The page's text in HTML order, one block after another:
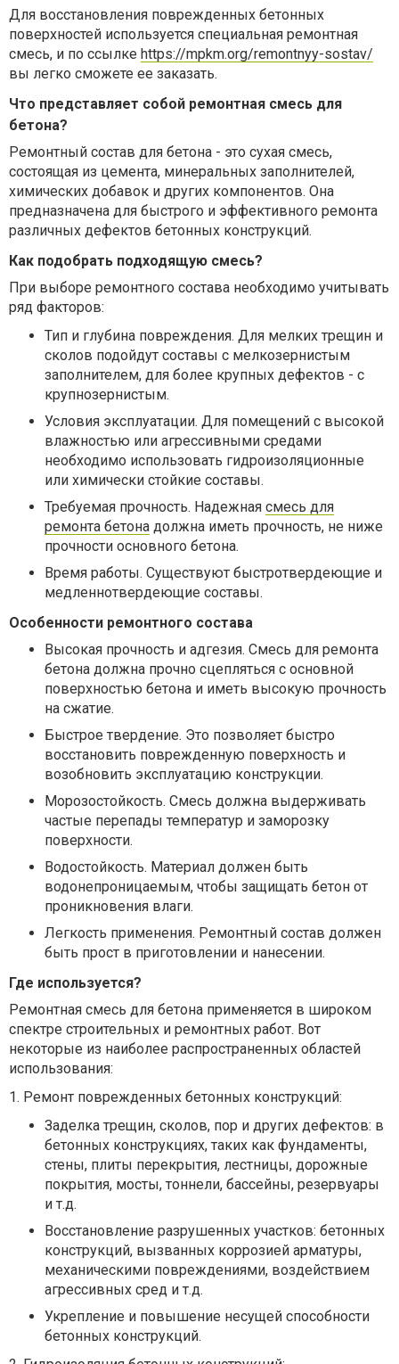
Для восстановления поврежденных бетонных
поверхностей используется специальная ремонтная
смесь, и по ссылке https://mpkm.org/remontnyy-sostav/
вы легко сможете ее заказать.
Что представляет собой ремонтная смесь для
бетона?
Ремонтный состав для бетона - это сухая смесь,
состоящая из цемента, минеральных заполнителей,
химических добавок и других компонентов. Она
предназначена для быстрого и эффективного ремонта
различных дефектов бетонных конструкций.
Как подобрать подходящую смесь?
При выборе ремонтного состава необходимо учитывать
ряд факторов:
Тип и глубина повреждения. Для мелких трещин и
сколов подойдут составы с мелкозернистым
заполнителем, для более крупных дефектов - с
крупнозернистым.
Условия эксплуатации. Для помещений с высокой
влажностью или агрессивными средами
необходимо использовать гидроизоляционные
или химически стойкие составы.
Требуемая прочность. Надежная смесь для
ремонта бетона должна иметь прочность, не ниже
прочности основного бетона.
Время работы. Существуют быстротвердеющие и
медленнотвердеющие составы.
Особенности ремонтного состава
Высокая прочность и адгезия. Смесь для ремонта
бетона должна прочно сцепляться с основной
поверхностью бетона и иметь высокую прочность
на сжатие.
Быстрое твердение. Это позволяет быстро
восстановить поврежденную поверхность и
возобновить эксплуатацию конструкции.
Морозостойкость. Смесь должна выдерживать
частые перепады температур и заморозку
поверхности.
Водостойкость. Материал должен быть
водонепроницаемым, чтобы защищать бетон от
проникновения влаги.
Легкость применения. Ремонтный состав должен
быть прост в приготовлении и нанесении.
Где используется?
Ремонтная смесь для бетона применяется в широком
спектре строительных и ремонтных работ. Вот
некоторые из наиболее распространенных областей
использования:
1. Ремонт поврежденных бетонных конструкций:
Заделка трещин, сколов, пор и других дефектов: в
бетонных конструкциях, таких как фундаменты,
стены, плиты перекрытия, лестницы, дорожные
покрытия, мосты, тоннели, бассейны, резервуары
и т.д.
Восстановление разрушенных участков: бетонных
конструкций, вызванных коррозией арматуры,
механическими повреждениями, воздействием
агрессивных сред и т.д.
Укрепление и повышение несущей способности
бетонных конструкций.